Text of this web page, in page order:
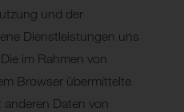
und der
Dienstleistungen uns
im Rahmen von
Browser übermittelte
Daten von